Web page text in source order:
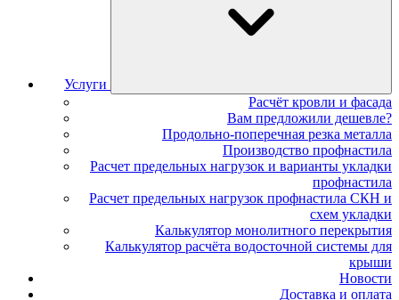
Услуги
Расчёт кровли и фасада
Вам предложили дешевле?
Продольно-поперечная резка металла
Производство профнастила
Расчет предельных нагрузок и варианты укладки
профнастила
Расчет предельных нагрузок профнастила СКН и
схем укладки
Калькулятор монолитного перекрытия
Калькулятор расчёта водосточной системы для
крыши
Новости
Доставка и оплата